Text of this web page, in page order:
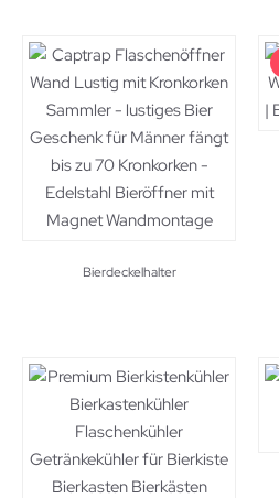
Bierdeckelhalter